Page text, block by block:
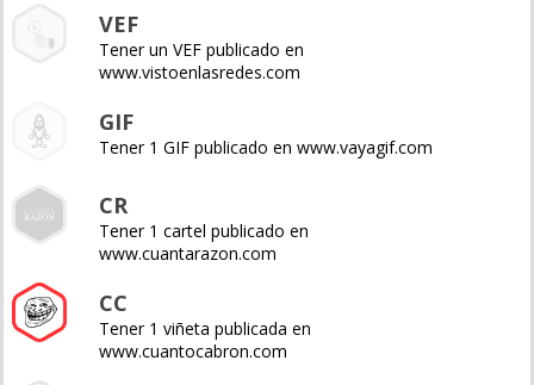
VEF
Tener un VEF publicado en
www.vistoenlasredes.com
GIF
Tener 1 GIF publicado en www.vayagif.com
CR
Tener 1 cartel publicado en
www.cuantarazon.com
CC
Tener 1 viñeta publicada en
www.cuantocabron.com